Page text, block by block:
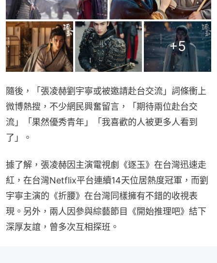
+5
隨後，「張凌赫劉宇寧或被邀請赴台交流」詞條衝上
微博熱搜，不少網民興奮留言，「期待兩位赴台交
流」「果然優秀青年」「我喜歡的人被更多人看到
了」。
據了解，張凌赫因主演電視劇《逐玉》在台灣迅速走
紅，在台灣Netflix平台連續14天位居熱度冠軍，而劉
宇寧主演的《折腰》在台灣同樣擁有不錯的收視表
現。另外，兩人因參與綜藝節目《開始推理吧》結下
深厚友誼，曾多次互相探班。